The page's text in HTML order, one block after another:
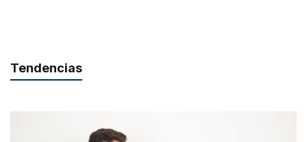
Tendencias